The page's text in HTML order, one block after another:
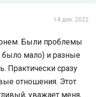
14 дек. 2022
Были проблемы
было мало) и разные
Практически сразу
отношения. Этот
уважает меня,